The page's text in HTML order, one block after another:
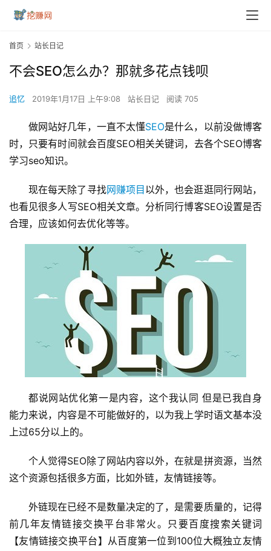
首页 站长日记
不会SEO怎么办？那就多花点钱呗
追忆 2019年1月17日 上午9:08 站长日记 阅读 705
做网站好几年，一直不太懂SEO是什么，以前没做博客
时，只要有时间就会百度SEO相关关键词，去各个SEO博客
学习seo知识。
现在每天除了寻找网赚项目 以外，也会逛逛同行网站，
也看见很多人写SEO相关文章。分析同行博客SEO设置是否
合理，应该如何去优化等等。
都说网站优化第一是内容，这个我认同 但是已我自身
能力来说，内容是不可能做好的，以为我上学时语文基本没
上过65分以上的。
个人觉得SEO除了网站内容以外，在就是拼资源，当然
这个资源包括很多方面，比如外链，友情链接等。
外链现在已经不是数量决定的了，是需要质量的，记得
前几年友情链接交换平台非常火。只要百度搜索关键词
【友情链接交换平台】从百度第一位到100位大概独立友情